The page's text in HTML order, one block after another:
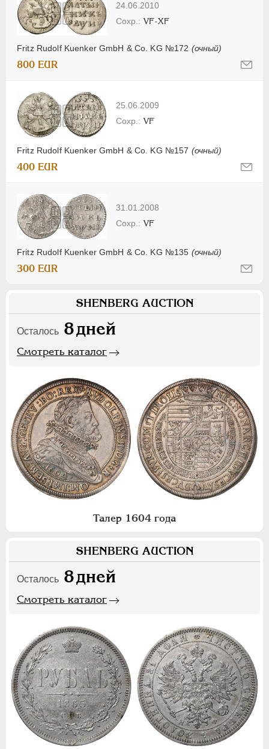
24.06.2010
Fritz Rudolf Kuenker GmbH & Co. KG №172 (очный)
VF-XF
800 EUR
25.06.2009
Fritz Rudolf Kuenker GmbH & Co. KG №157 (очный)
VF
400 EUR
31.01.2008
Fritz Rudolf Kuenker GmbH & Co. KG №135 (очный)
VF
300 EUR
SHENBERG AUCTION
Осталось 8дней
Смотреть каталог
Талер 1604 года
SHENBERG AUCTION
Осталось 8дней
Смотреть каталог